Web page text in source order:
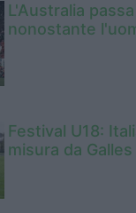
L'Australia
nonostante
Festival U18:
misura da